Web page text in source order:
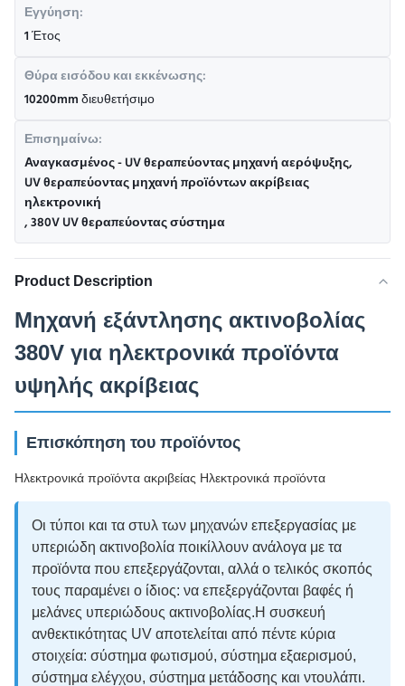
Εγγύηση:
1 Έτος
Θύρα εισόδου και εκκένωσης:
10200mm διευθετήσιμο
Επισημαίνω:
Αναγκασμένος - UV θεραπεύοντας μηχανή αερόψυξης,
UV θεραπεύοντας μηχανή προϊόντων ακρίβειας
ηλεκτρονική
,380V UV θεραπεύοντας σύστημα
Product Description
Μηχανή εξάντλησης ακτινοβολίας
380V για ηλεκτρονικά προϊόντα
υψηλής ακρίβειας
Επισκόπηση του προϊόντος
Ηλεκτρονικά προϊόντα ακριβείας Ηλεκτρονικά προϊόντα
Οι τύποι και τα στυλ των μηχανών επεξεργασίας με
υπεριώδη ακτινοβολία ποικίλλουν ανάλογα με τα
προϊόντα που επεξεργάζονται, αλλά ο τελικός σκοπός
τους παραμένει ο ίδιος: να επεξεργάζονται βαφές ή
μελάνες υπεριώδους ακτινοβολίας.Η συσκευή
ανθεκτικότητας UV αποτελείται από πέντε κύρια
στοιχεία: σύστημα φωτισμού, σύστημα εξαερισμού,
σύστημα ελέγχου, σύστημα μετάδοσης και ντουλάπι.